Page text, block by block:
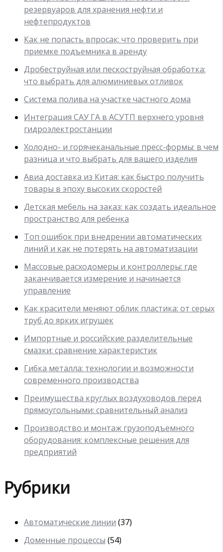
резервуаров для хранения нефти и
нефтепродуктов
Как не попасть впросак: что проверить при
приемке подъемника в аренду
Дробеструйная или пескоструйная обработка:
что выбрать для алюминиевых отливок
Система полива на участке частного дома
Интеграция САУ ГА в АСУТП верхнего уровня
гидроэлектростанции
Холодно- и горячеканальные пресс-формы: в чем
разница и что выбрать для вашего изделия
Авиа доставка из Китая: как быстро получить
товары в эпоху высоких скоростей
Детская мебель на заказ: как создать идеальное
пространство для ребенка
Топ ошибок при внедрении автоматических
линий и как не потерять на автоматизации
Массовые расходомеры и контроллеры: где
заканчивается измерение и начинается
управление
Как красители меняют облик пластика: от серых
труб до ярких игрушек
Импортные и российские разделительные
смазки: сравнение характеристик
Гибка металла: технологии и возможности
современного производства
Преимущества круглых воздуховодов перед
прямоугольными: сравнительный анализ
Производство и монтаж грузоподъемного
оборудования: комплексные решения для
предприятий
Рубрики
Автоматические линии (37)
Доменные процессы (54)